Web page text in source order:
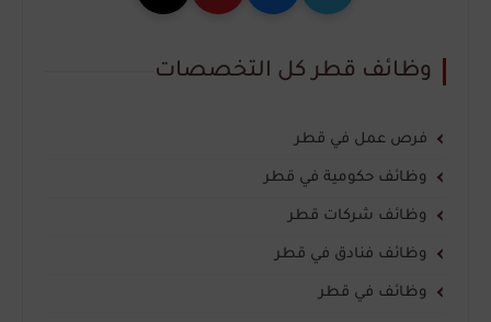
وظائف قطر كل التخصصات
فرص عمل في قطر
وظائف حكومية في قطر
وظائف شركات قطر
وظائف فنادق في قطر
وظائف في قطر